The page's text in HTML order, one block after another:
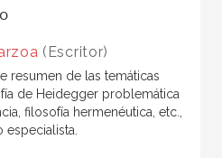
(Escritor)
resumen de las temáticas
de Heidegger problemática
filosofía hermenéutica, etc.,